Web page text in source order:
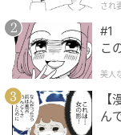
され
#1
こ
美人
ん